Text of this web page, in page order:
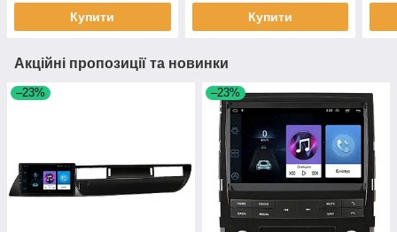
Купити Купити
Акційні пропозиції та новинки
–23% –23%